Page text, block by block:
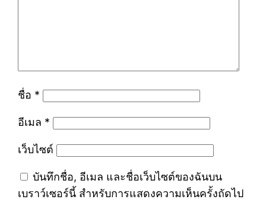
ชื่อ *
อีเมล *
เว็บไซต์
บันทึกชื่อ, อีเมล และชื่อเว็บไซต์ของฉันบน
เบราว์เซอร์นี้ สำหรับการแสดงความเห็นครั้งถัดไป